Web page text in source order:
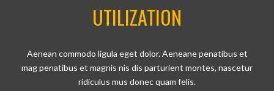
UTILIZATION
Aenean commodo ligula eget dolor. Aeneane penatibus et
mag penatibus et magnis nis dis parturient montes, nascetur
ridiculus mus donec quam felis.